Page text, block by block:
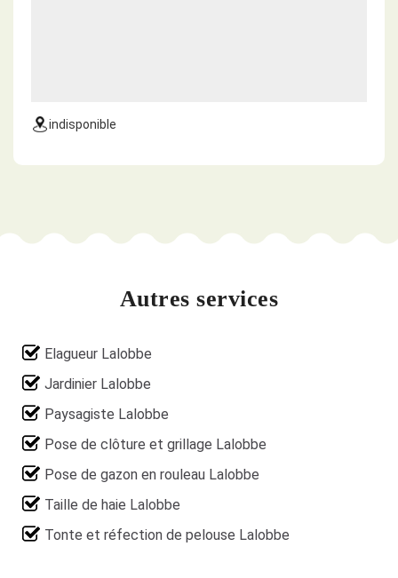
indisponible
Autres services
Elagueur Lalobbe
Jardinier Lalobbe
Paysagiste Lalobbe
Pose de clôture et grillage Lalobbe
Pose de gazon en rouleau Lalobbe
Taille de haie Lalobbe
Tonte et réfection de pelouse Lalobbe